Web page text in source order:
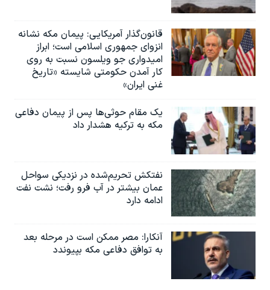
قانون‌گذار آمریکایی: پیمان مکه نشانه
انزوای جمهوری اسلامی است؛ ابراز
امیدواری جو ویلسون نسبت به روی
کار آمدن حکومتی شایسته «تاریخ
غنی ایران»
یک مقام حوثی‌ها پس از پیمان دفاعی
مکه به ترکیه هشدار داد
نفتکش تحریم‌شده در نزدیکی سواحل
عمان بیشتر در آب فرو رفت؛ نشت نفت
ادامه دارد
آنکارا: مصر ممکن است در مرحله بعد
به توافق دفاعی مکه بپیوندد